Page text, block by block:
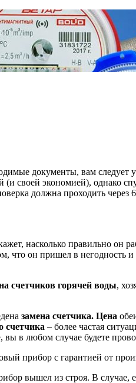
документы, вам следует
своей экономией), однако
должна проходить через
насколько правильно он
что он пришел в негодность
счетчиков горячей воды,
замена счетчика. Цена
счетчика – более частая
вы в любом случае будете
прибор с гарантией от
вышел из строя. В случае,